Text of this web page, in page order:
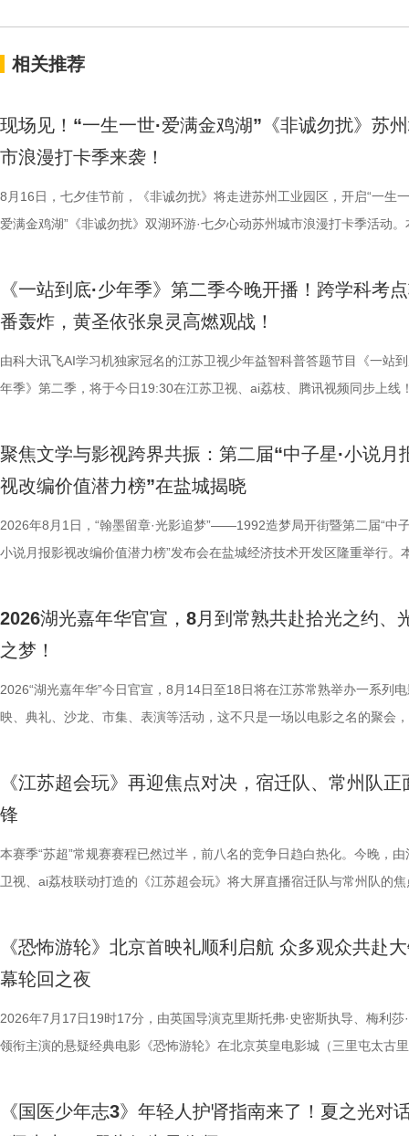
相关推荐
现场见！“一生一世·爱满金鸡湖”《非诚勿扰》苏
市浪漫打卡季来袭！
8月16日，七夕佳节前，《非诚勿扰》将走进苏州工业园区，开启“一生
爱满金鸡湖”《非诚勿扰》双湖环游·七夕心动苏州城市浪漫打卡季活动。
《非诚勿扰》节目组联合苏州工业园区共同打造。活动全程将在《非诚
珏、孙嬿婉将携手《非诚勿扰》人气女嘉宾张程鑫、翟亚丽、肖宁宁、
组成“打卡团”阵容，带领多组情侣沿金鸡湖与独墅湖双湖动线，开启一场
觅缘之旅。 图片8.png 苏州是一座“双面绣”城市，一面是古典园林的吴
依托金鸡湖与独墅湖双湖水域联动，将幸福缘分与年轻婚恋相结合，绘
02、独墅湖月亮湾码头、飞翔雕塑、“苏州之眼”摩天轮、苏州当代美术
融天幕、月光码头九大地标，让参与者在移动中感受城市魅力，在互动
浪漫故事。 图片9.png 打卡之旅从中法爱墙结婚登记点启程，这里能同
02两座旅游驿站，在“婚拍友好驿站”和小木屋的治愈氛围中完成趣味挑
翔雕塑，嘉宾们将登上128米亚洲最大水上摩天轮“苏州之眼”，于高空俯
鸡湖全景，随后前往苏州当代美术馆，在极简建筑与光影交错中完成艺
动。夜幕降临，活动转场至圆融天幕，嘉宾们的爱情箴言将在500米巨型
节，参与者将获颁“觅缘通关证书”。 图片10.png 本次活动全程将在《非
共同展示各打卡点特色风景。8月16日，金鸡湖畔，双湖为证。一场关于
与心动的城市漫游，一次《非诚勿扰》与苏州之间的七夕之约，即将开
片11.png
《一站到底·少年季》第二季今晚开播！跨学科考
番轰炸，黄圣依张泉灵高燃观战！
由科大讯飞AI学习机独家冠名的江苏卫视少年益智科普答题节目《一站到
年季》第二季，将于今日19:30在江苏卫视、ai荔枝、腾讯视频同步上线
量。首期赛场就将迎来二选一残酷对决，十位选手分为两支战队同台竞
而出？答案今晚揭晓！ PBL项目挑战开启！少年们直面多重考
较于第一季，本季赛制紧扣新课标要求和育人导向实现全方位升级，创
PBL项目挑战模式，模拟真实学习场景，让学习跳出纸面、落地实践，
加持、学科专家权威解读，以科学化、专业化教育力量赋能少年成长，
力。 节目通过抢位赛、团队轮答赛、项目挑战赛三重递进式竞技体
方位检验少年们的综合素养。首轮抢位赛考验选手们的空间几何能力，
年凭借扎实数理基础与超快临场反应同台竞速、排名定序，为后续战队
料，掌握幻方、数独、杨辉三角、九章算术、圆周率、张衡历法、古诗
可直接解锁终极项目挑战专属资源包，在最后一关抢占天然优势。
阵作为终极试炼的PBL项目挑战，跳出传统纸笔答题框架，少年们将前
的知识全部投入实操应用，在任务场景中探索、拆解问题，灵活运用数
典古诗词，实现数理逻辑与传统文化的深度融合，全方位考验少年们的
宇轩、陈铭意两位专业领队分别带队布局，两种截然不同的带队风格、
路正面交锋，谁将更胜一筹、成功晋级下一赛程？今晚拭目以待！
理性剖析战局，“班主任”黄圣依暖心回归 首期节目迎来张泉灵惊喜
刻启发。在激烈的赛场比拼中，张泉灵看见少年们思路受阻后及时调整
聚焦文学与影视跨界共振：第二届“中子星·小说月
视改编价值潜力榜”在盐城揭晓
2026年8月1日，“翰墨留章·光影追梦”——1992造梦局开街暨第二届“中
小说月报影视改编价值潜力榜”发布会在盐城经济技术开发区隆重举行。
化广电和旅游局、盐城经济技术开发区指导，江苏世纪新城投资控股集
达文化传媒公司联合主办，盐城师范学院、盐城幼儿师范高等专科学校
活动当天，众多知名编剧、导演、作家、行业专家、平台代表及影视公
人齐聚一堂，共同见证文学与影视两大艺术形态的深度对话与跨界共振
作，点亮IP改编新航向 作为本次活动的核心环节，第二届“中子星·小说
《小说月报》《小说月报·大字版》《小说月报原创版》《科幻立方》四
名文学期刊2024年第9期至2025年第12期上刊载的480余篇小说中甄选
影视改编潜力的佳作，旨在为影视行业输送优质文本，搭建文学与影视
复评阶段共有18篇作品入围，涵盖短篇、中篇、科幻三大类别。经过终
终评的9篇作品分别为： 活动现场，主办方为上榜作者颁发荣誉证书。
动总策划及推介人、著名编剧、导演陈宇对上榜作品进行了影视改编价
介。他结合市场前景与创作经验，深度剖析了每部作品的故事内核、人
引。 第二届“中子星·小说月报影视改编价值潜力榜”的圆满落幕不仅是对
2026湖光嘉年华官宣，8月到常熟共赴拾光之约、
之梦！
2026“湖光嘉年华”今日官宣，8月14日至18日将在江苏常熟举办一系列
映、典礼、沙龙、市集、表演等活动，这不只是一场以电影之名的聚会
「观看」「典礼」「理解」「生活」「参与」五大主题活动单元，邀请
连接的集体体验。 同步发布的主视觉海报与主题活动单元海报，以常熟
步路线“雄鹰线”为灵感、以“雕刻现在 飞向未来”为寓意，绚烂的湖面与斑
线路相映成趣，将为观众打开一条光影与现实交织的道路，解锁影像艺
湖光嘉年华下属的「观看」单元，将精选中外经典电影，为观众献上兼
深度融合常熟的自然肌理与人文底蕴，在常熟的湖光山色里搭建户外银
观众在不同的自然与文化场域中，获得前所未有的沉浸式光影体验。本
影片，都将通过公益放映形式开放预约，借此让电影回归大众。 「典礼
以“回望十年光影、致敬同行伙伴、开启全新未来”为主线，在表彰“拾光
《江苏超会玩》再迎焦点对决，宿迁队、常州队正
锋
本赛季“苏超”常规赛赛程已然过半，前八名的竞争日趋白热化。今晚，由
卫视、ai荔枝联动打造的《江苏超会玩》将大屏直播宿迁队与常州队的焦
袂为大家带来比赛的精彩解读。目前，在积分榜上，宿迁队与常州队同
球队的排名位次。 大胜无锡士气高涨，宿迁主场静候强敌 “苏超”上一个
日，最精彩的对决当属宿迁队客场挑战无锡队。最终，宿迁队反客为主
高驰的梅开二度，以4:2战胜无锡队，终结对手不败金身。这场胜利，让
在他看来，无锡队是综合实力很强的队伍，自己和队友只能全程依靠高
《恐怖游轮》北京首映礼顺利启航 众多观众共赴
幕轮回之夜
2026年7月17日19时17分，由英国导演克里斯托弗·史密斯执导、梅利莎
领衔主演的悬疑经典电影《恐怖游轮》在北京英皇电影城（三里屯太古
被全球影迷奉为“无限循环题材鼻祖”的影片首次登陆内地大银幕。 17年
《国医少年志3》年轻人护肾指南来了！夏之光对